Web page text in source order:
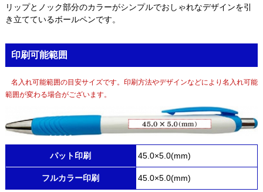
リップとノック部分のカラーがシンプルでおしゃれなデザインを引
き立てているボールペンです。
印刷可能範囲
名入れ可能範囲の目安サイズです。印刷方法やデザインなどにより名入れ可能
範囲が変わる場合がございます。
パット印刷 45.0×5.0(mm)
フルカラー印刷 45.0×5.0(mm)